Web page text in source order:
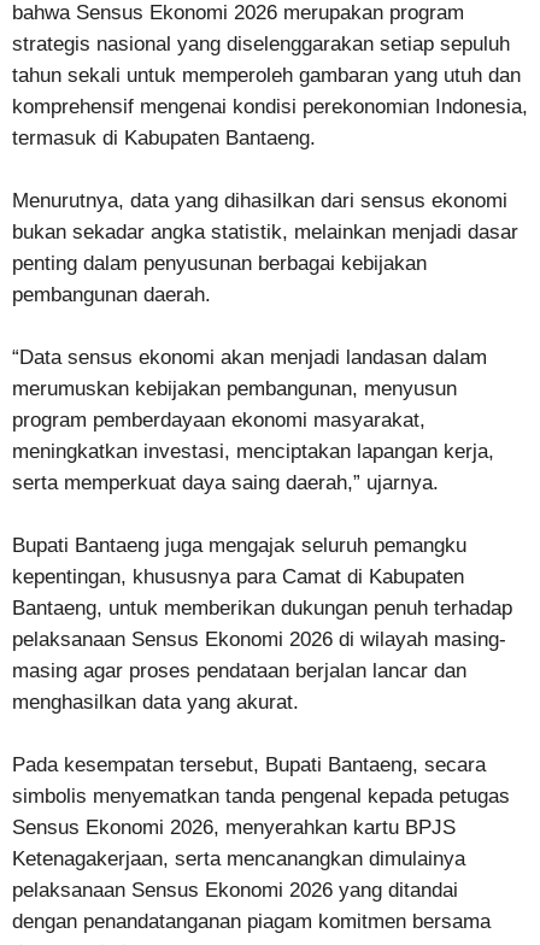
bahwa Sensus Ekonomi 2026 merupakan program
strategis nasional yang diselenggarakan setiap sepuluh
tahun sekali untuk memperoleh gambaran yang utuh dan
komprehensif mengenai kondisi perekonomian Indonesia,
termasuk di Kabupaten Bantaeng.
Menurutnya, data yang dihasilkan dari sensus ekonomi
bukan sekadar angka statistik, melainkan menjadi dasar
penting dalam penyusunan berbagai kebijakan
pembangunan daerah.
“Data sensus ekonomi akan menjadi landasan dalam
merumuskan kebijakan pembangunan, menyusun
program pemberdayaan ekonomi masyarakat,
meningkatkan investasi, menciptakan lapangan kerja,
serta memperkuat daya saing daerah,” ujarnya.
Bupati Bantaeng juga mengajak seluruh pemangku
kepentingan, khususnya para Camat di Kabupaten
Bantaeng, untuk memberikan dukungan penuh terhadap
pelaksanaan Sensus Ekonomi 2026 di wilayah masing-
masing agar proses pendataan berjalan lancar dan
menghasilkan data yang akurat.
Pada kesempatan tersebut, Bupati Bantaeng, secara
simbolis menyematkan tanda pengenal kepada petugas
Sensus Ekonomi 2026, menyerahkan kartu BPJS
Ketenagakerjaan, serta mencanangkan dimulainya
pelaksanaan Sensus Ekonomi 2026 yang ditandai
dengan penandatanganan piagam komitmen bersama